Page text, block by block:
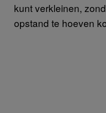
kunt verkleinen,
opstand te hoeven